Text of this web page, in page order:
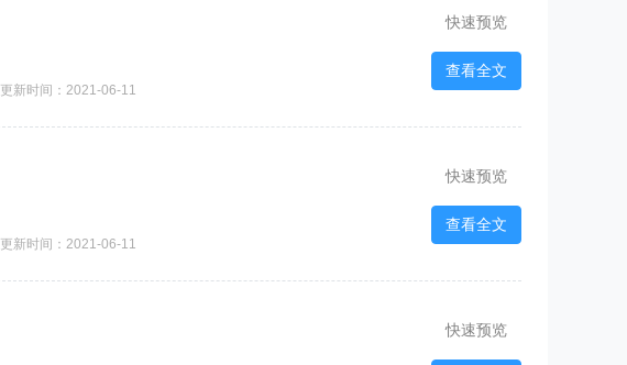
更新时间：2021-06-11
快速预览
查看全文
更新时间：2021-06-11
快速预览
查看全文
快速预览